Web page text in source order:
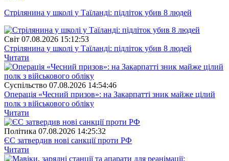
Стрілянина у школі у Таїланді: підліток убив 8 людей
Свiт 07.08.2026 15:12:53
Стрілянина у школі у Таїланді: підліток убив 8 людей
Читати
Суспiльство 07.08.2026 14:54:46
Операція «Чесний призов»: на Закарпатті зник майже цілий
полк з військового обліку
Читати
Полiтика 07.08.2026 14:25:32
ЄС затвердив нові санкції проти РФ
Читати